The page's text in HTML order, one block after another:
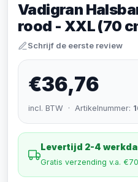
Vadigran
rood - XXL (70
Schrijf de eerste review
€36,76
incl. BTW · Artikelnummer:
Levertijd 2-4
Gratis verzending v.a.